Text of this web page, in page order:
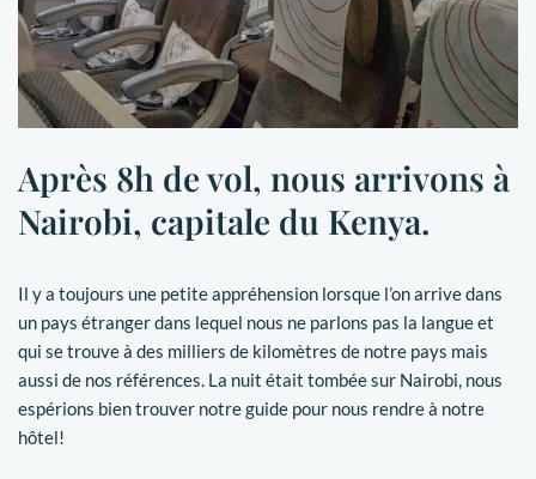
Après 8h de vol, nous arrivons à
Nairobi, capitale du Kenya.
Il y a toujours une petite appréhension lorsque l’on arrive dans
un pays étranger dans lequel nous ne parlons pas la langue et
qui se trouve à des milliers de kilomètres de notre pays mais
aussi de nos références. La nuit était tombée sur Nairobi, nous
espérions bien trouver notre guide pour nous rendre à notre
hôtel!